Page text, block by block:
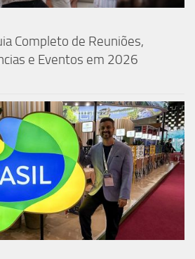
Completo de Reuniões,
e Eventos em 2026